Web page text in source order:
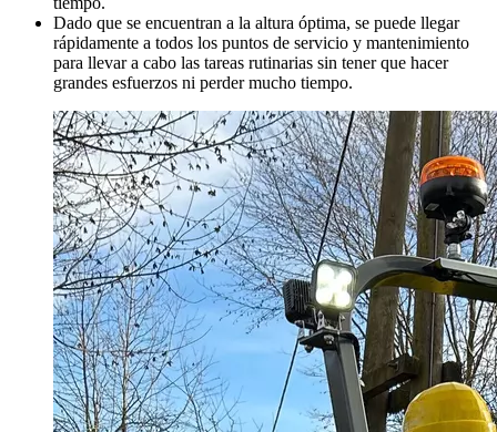
Dado que se encuentran a la altura óptima, se puede llegar
rápidamente a todos los puntos de servicio y mantenimiento
para llevar a cabo las tareas rutinarias sin tener que hacer
grandes esfuerzos ni perder mucho tiempo.